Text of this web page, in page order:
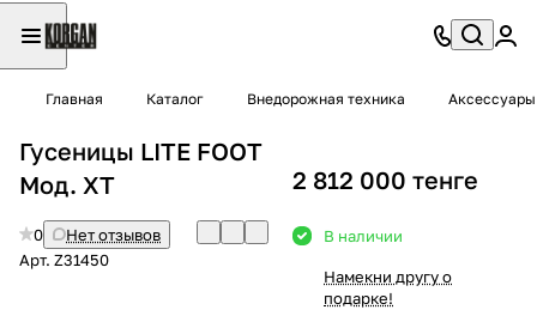
Главная Каталог Внедорожная техника
Гусеницы LITE FOOT
Мод. XT
0
Нет отзывов
Арт. Z31450
2 812 000 тенге
В наличии
Намекни другу о
подарке!